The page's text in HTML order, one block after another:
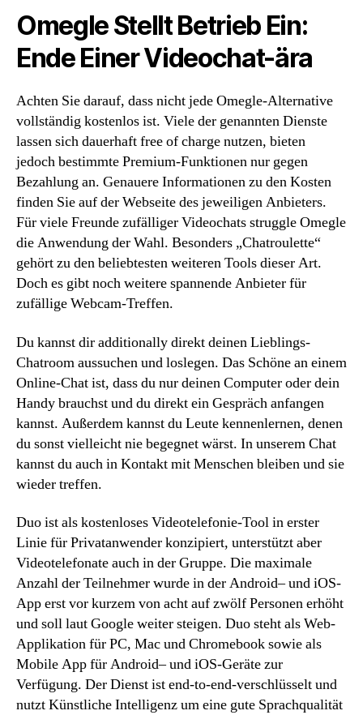
Omegle Stellt Betrieb Ein:
Ende Einer Videochat-ära
Achten Sie darauf, dass nicht jede Omegle-Alternative
vollständig kostenlos ist. Viele der genannten Dienste
lassen sich dauerhaft free of charge nutzen, bieten
jedoch bestimmte Premium-Funktionen nur gegen
Bezahlung an. Genauere Informationen zu den Kosten
finden Sie auf der Webseite des jeweiligen Anbieters.
Für viele Freunde zufälliger Videochats struggle Omegle
die Anwendung der Wahl. Besonders „Chatroulette“
gehört zu den beliebtesten weiteren Tools dieser Art.
Doch es gibt noch weitere spannende Anbieter für
zufällige Webcam-Treffen.
Du kannst dir additionally direkt deinen Lieblings-
Chatroom aussuchen und loslegen. Das Schöne an einem
Online-Chat ist, dass du nur deinen Computer oder dein
Handy brauchst und du direkt ein Gespräch anfangen
kannst. Außerdem kannst du Leute kennenlernen, denen
du sonst vielleicht nie begegnet wärst. In unserem Chat
kannst du auch in Kontakt mit Menschen bleiben und sie
wieder treffen.
Duo ist als kostenloses Videotelefonie-Tool in erster
Linie für Privatanwender konzipiert, unterstützt aber
Videotelefonate auch in der Gruppe. Die maximale
Anzahl der Teilnehmer wurde in der Android– und iOS-
App erst vor kurzem von acht auf zwölf Personen erhöht
und soll laut Google weiter steigen. Duo steht als Web-
Applikation für PC, Mac und Chromebook sowie als
Mobile App für Android– und iOS-Geräte zur
Verfügung. Der Dienst ist end-to-end-verschlüsselt und
nutzt Künstliche Intelligenz um eine gute Sprachqualität